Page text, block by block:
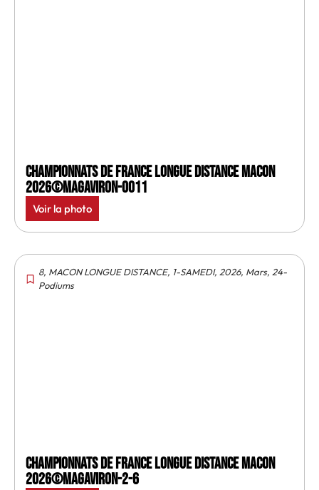
Championnats de France longue distance Macon
2026©MagAviron-0011
Voir la photo
8, MACON LONGUE DISTANCE, 1-SAMEDI, 2026, Mars, 24-
Podiums
Championnats de France longue distance Macon
2026©MagAviron-2-6